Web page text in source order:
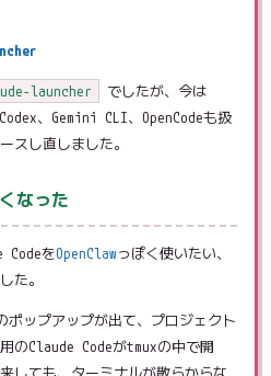
launcher
でしたが、今は
、Gemini CLI、OpenCodeも扱
スし直しました。
なった
CodeをOpenClawっぽく使いたい、
た。
ポップアップが出て、プロジェクト
のClaude Codeがtmuxの中で開